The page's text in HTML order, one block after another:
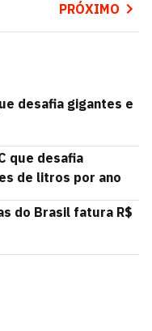
PRÓXIMO
desafia gigantes e
que desafia
de litros por ano
do Brasil fatura R$